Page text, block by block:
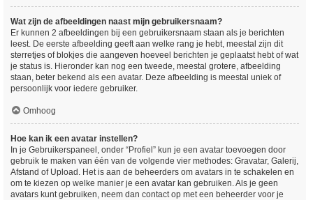
Wat zijn de afbeeldingen naast mijn gebruikersnaam?
Er kunnen 2 afbeeldingen bij een gebruikersnaam staan als je berichten
leest. De eerste afbeelding geeft aan welke rang je hebt, meestal zijn dit
sterretjes of blokjes die aangeven hoeveel berichten je geplaatst hebt of wat
je status is. Hieronder kan nog een tweede, meestal grotere, afbeelding
staan, beter bekend als een avatar. Deze afbeelding is meestal uniek of
persoonlijk voor iedere gebruiker.
Omhoog
Hoe kan ik een avatar instellen?
In je Gebruikerspaneel, onder “Profiel” kun je een avatar toevoegen door
gebruik te maken van één van de volgende vier methodes: Gravatar, Galerij,
Afstand of Upload. Het is aan de beheerders om avatars in te schakelen en
om te kiezen op welke manier je een avatar kan gebruiken. Als je geen
avatars kunt gebruiken, neem dan contact op met een beheerder voor je